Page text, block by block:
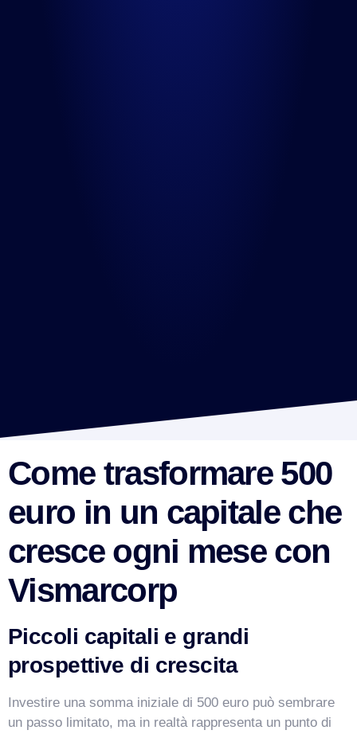
Come trasformare 500
euro in un capitale che
cresce ogni mese con
Vismarcorp
Piccoli capitali e grandi
prospettive di crescita
Investire una somma iniziale di 500 euro può sembrare
un passo limitato, ma in realtà rappresenta un punto di